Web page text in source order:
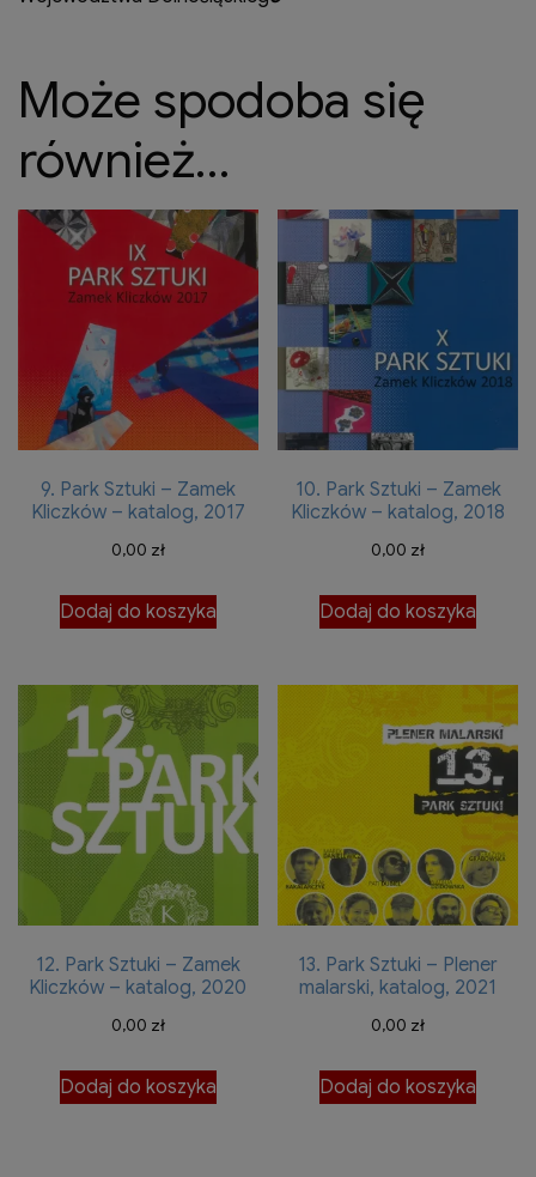
Może spodoba się
również…
9. Park Sztuki – Zamek
Kliczków – katalog, 2017
0,00 zł
Dodaj do koszyka
10. Park Sztuki – Zamek
Kliczków – katalog, 2018
0,00 zł
Dodaj do koszyka
12. Park Sztuki – Zamek
Kliczków – katalog, 2020
0,00 zł
Dodaj do koszyka
13. Park Sztuki – Plener
malarski, katalog, 2021
0,00 zł
Dodaj do koszyka